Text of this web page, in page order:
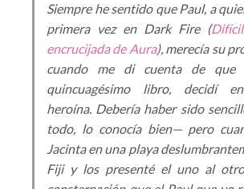
Siempre he sentido que Paul, a
primera vez en Dark Fire (
encrucijada de Aura), merecía su
cuando me di cuenta de que
quincuagésimo libro, decidí
heroína. Debería haber sido
todo, lo conocía bien— pero
Jacinta en una playa
Fiji y los presenté el uno al